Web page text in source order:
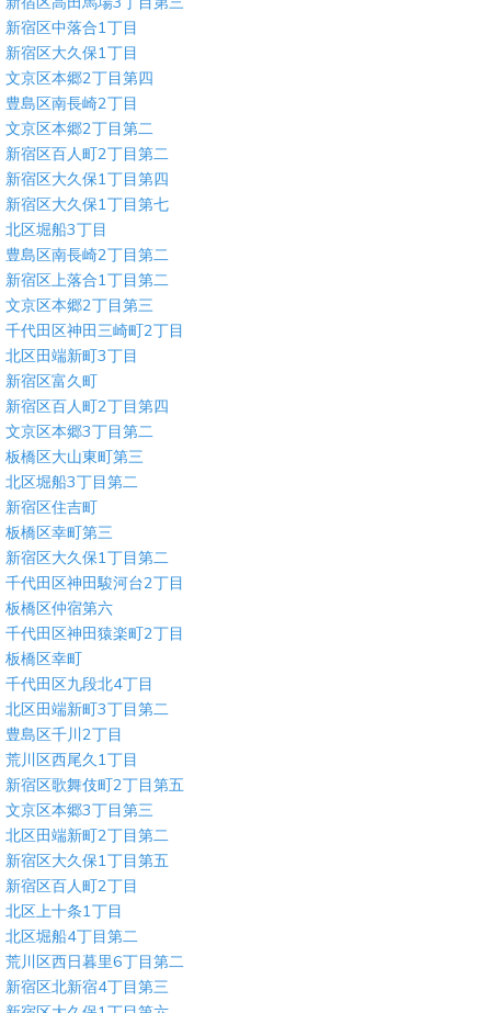
新宿区中落合1丁目
新宿区大久保1丁目
文京区本郷2丁目第四
豊島区南長崎2丁目
文京区本郷2丁目第二
新宿区百人町2丁目第二
新宿区大久保1丁目第四
新宿区大久保1丁目第七
北区堀船3丁目
豊島区南長崎2丁目第二
新宿区上落合1丁目第二
文京区本郷2丁目第三
千代田区神田三崎町2丁目
北区田端新町3丁目
新宿区富久町
新宿区百人町2丁目第四
文京区本郷3丁目第二
板橋区大山東町第三
北区堀船3丁目第二
新宿区住吉町
板橋区幸町第三
新宿区大久保1丁目第二
千代田区神田駿河台2丁目
板橋区仲宿第六
千代田区神田猿楽町2丁目
板橋区幸町
千代田区九段北4丁目
北区田端新町3丁目第二
豊島区千川2丁目
荒川区西尾久1丁目
新宿区歌舞伎町2丁目第五
文京区本郷3丁目第三
北区田端新町2丁目第二
新宿区大久保1丁目第五
新宿区百人町2丁目
北区上十条1丁目
北区堀船4丁目第二
荒川区西日暮里6丁目第二
新宿区北新宿4丁目第三